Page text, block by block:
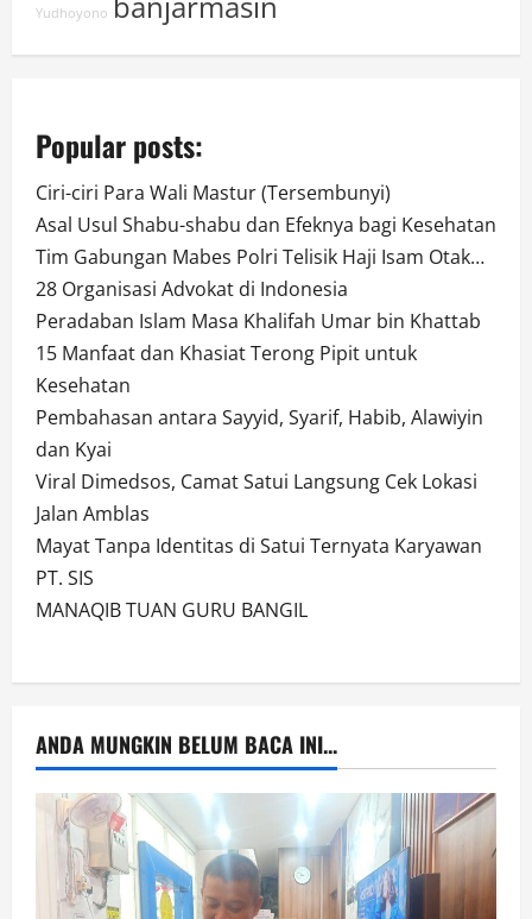
Yudhoyono
Popular posts:
Ciri-ciri Para Wali Mastur (Tersembunyi)
Asal Usul Shabu-shabu dan Efeknya bagi Kesehatan
Tim Gabungan Mabes Polri Telisik Haji Isam Otak…
28 Organisasi Advokat di Indonesia
Peradaban Islam Masa Khalifah Umar bin Khattab
15 Manfaat dan Khasiat Terong Pipit untuk
Kesehatan
Pembahasan antara Sayyid, Syarif, Habib, Alawiyin
dan Kyai
Viral Dimedsos, Camat Satui Langsung Cek Lokasi
Jalan Amblas
Mayat Tanpa Identitas di Satui Ternyata Karyawan
PT. SIS
MANAQIB TUAN GURU BANGIL
ANDA MUNGKIN BELUM BACA INI...